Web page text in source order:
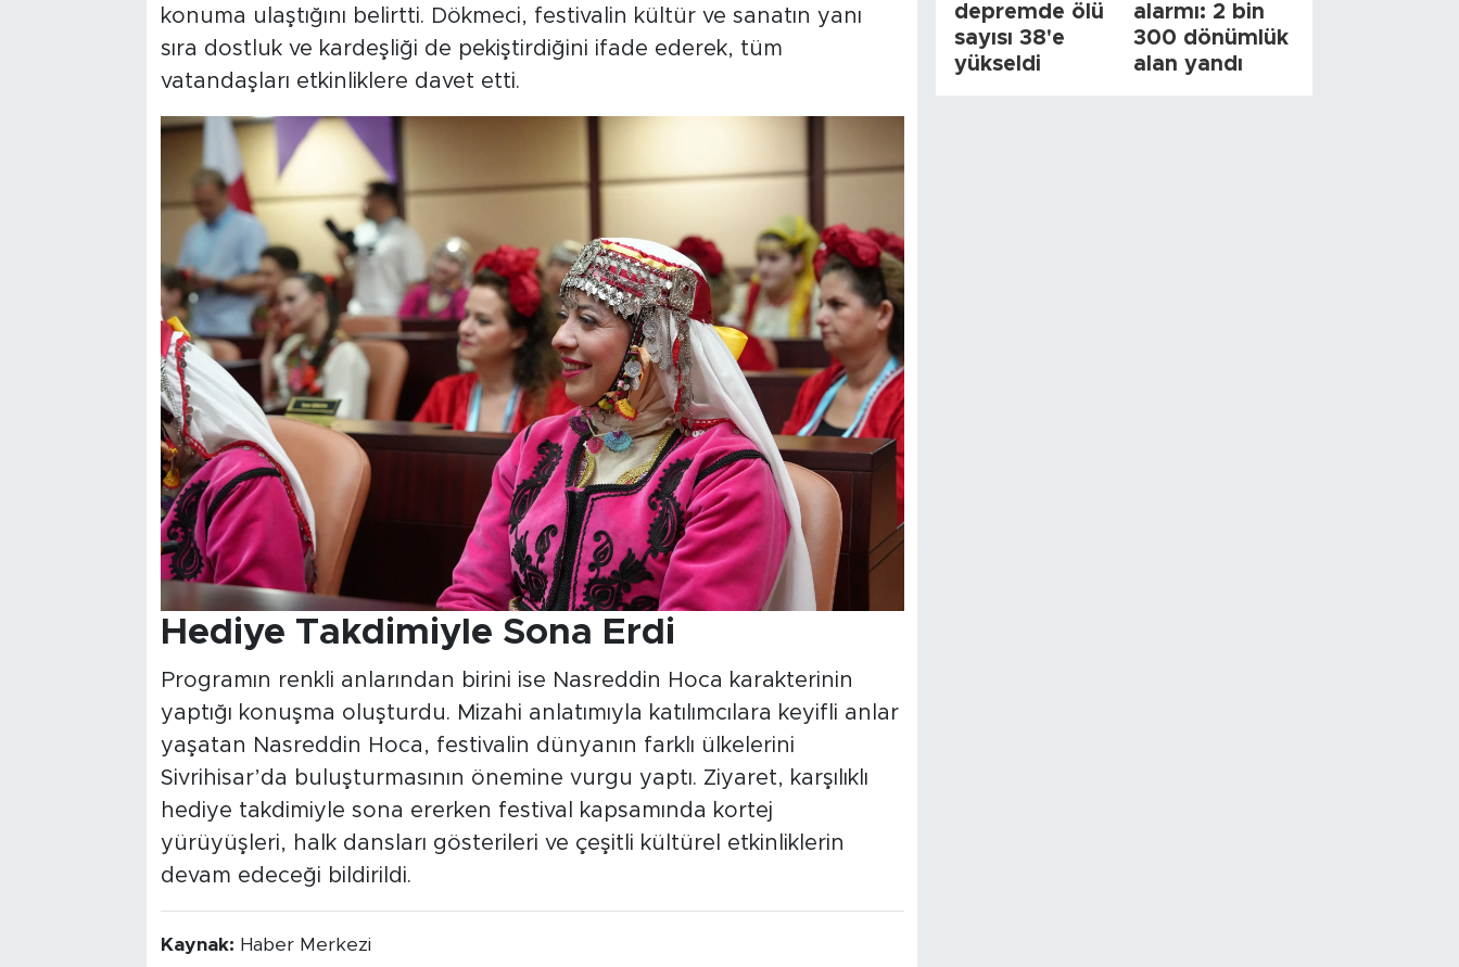
konuma ulaştığını belirtti. Dökmeci, festivalin kültür ve sanatın yanı
sıra dostluk ve kardeşliği de pekiştirdiğini ifade ederek, tüm
vatandaşları etkinliklere davet etti.
Hediye Takdimiyle Sona Erdi
Programın renkli anlarından birini ise Nasreddin Hoca karakterinin
yaptığı konuşma oluşturdu. Mizahi anlatımıyla katılımcılara keyifli anlar
yaşatan Nasreddin Hoca, festivalin dünyanın farklı ülkelerini
Sivrihisar’da buluşturmasının önemine vurgu yaptı. Ziyaret, karşılıklı
hediye takdimiyle sona ererken festival kapsamında kortej
yürüyüşleri, halk dansları gösterileri ve çeşitli kültürel etkinliklerin
devam edeceği bildirildi.
Kaynak: Haber Merkezi
depremde ölü
sayısı 38'e
yükseldi
alarmı: 2 bin
300 dönümlük
alan yandı